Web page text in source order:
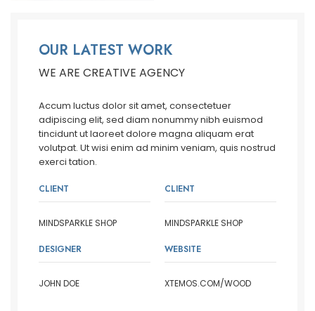
OUR LATEST WORK
WE ARE CREATIVE AGENCY
Accum luctus dolor sit amet, consectetuer
adipiscing elit, sed diam nonummy nibh euismod
tincidunt ut laoreet dolore magna aliquam erat
volutpat. Ut wisi enim ad minim veniam, quis nostrud
exerci tation.
CLIENT
MINDSPARKLE SHOP
CLIENT
MINDSPARKLE SHOP
DESIGNER
JOHN DOE
WEBSITE
XTEMOS.COM/WOOD